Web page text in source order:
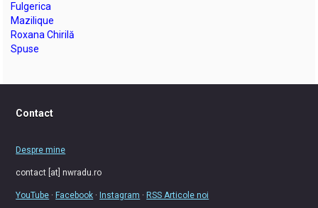
Fulgerica
Mazilique
Roxana Chirilă
Spuse
Contact
Despre mine
contact [at] nwradu.ro
YouTube · Facebook · Instagram · RSS Articole noi